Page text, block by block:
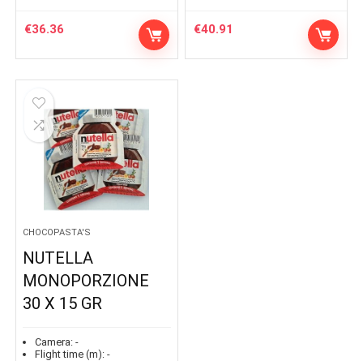
€36.36 €40.91
CHOCOPASTA'S
NUTELLA
MONOPORZIONE
30 X 15 GR
Camera: -
Flight time (m): -